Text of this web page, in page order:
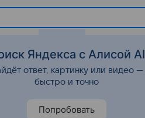
Гороскопы Стиль жизни
Яндекса с Алисой AI
ответ, картинку или видео —
быстро и точно
Попробовать